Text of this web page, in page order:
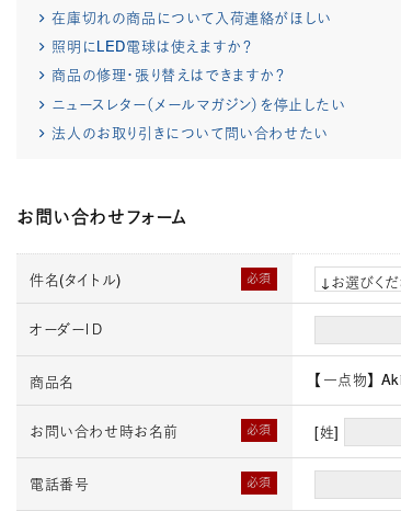
在庫切れの商品について入荷連絡がほしい
照明にLED電球は使えますか？
商品の修理・張り替えはできますか？
ニュースレター（メールマガジン）を停止したい
法人のお取り引きについて問い合わせたい
お問い合わせフォーム
必須
件名(タイトル)
オーダーＩＤ
商品名 【一点物】
必須
お問い合わせ時お名前 [姓]
必須
電話番号